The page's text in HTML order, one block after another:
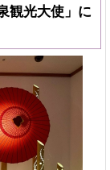
観光大使」に